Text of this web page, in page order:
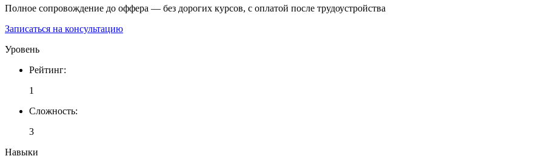
Полное сопровождение до оффера — без дорогих курсов, с оплатой после трудоустройства
Записаться на консультацию
Уровень
Рейтинг:
1
Сложность:
3
Навыки